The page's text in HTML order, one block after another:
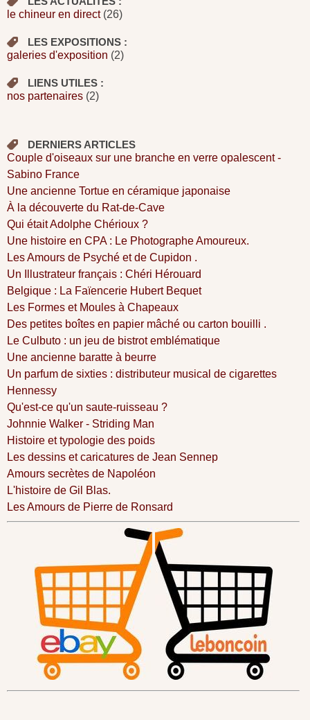
le chineur en direct(26)
LES EXPOSITIONS :
galeries d'exposition (2)
LIENS UTILES :
nos partenaires (2)
DERNIERS ARTICLES
Couple d'oiseaux sur une branche en verre opalescent -
Sabino France
Une ancienne Tortue en céramique japonaise
À la découverte du Rat-de-Cave
Qui était Adolphe Chérioux ?
Une histoire en CPA : Le Photographe Amoureux.
Les Amours de Psyché et de Cupidon .
Un Illustrateur français : Chéri Hérouard
Belgique : La Faïencerie Hubert Bequet
Les Formes et Moules à Chapeaux
Des petites boîtes en papier mâché ou carton bouilli .
Le Culbuto : un jeu de bistrot emblématique
Une ancienne baratte à beurre
Un parfum de sixties : distributeur musical de cigarettes
Hennessy
Qu'est-ce qu'un saute-ruisseau ?
Johnnie Walker - Striding Man
Histoire et typologie des poids
Les dessins et caricatures de Jean Sennep
Amours secrètes de Napoléon
L'histoire de Gil Blas.
Les Amours de Pierre de Ronsard